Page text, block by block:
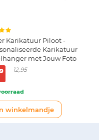
Karikatuur Piloot -
Karikatuur
met Jouw Foto
12,95
winkelmandje